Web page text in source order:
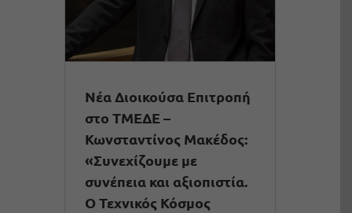
Νέα Διοικούσα Επιτροπή
στο ΤΜΕΔΕ –
Κωνσταντίνος Μακέδος:
«Συνεχίζουμε με
συνέπεια και αξιοπιστία.
Ο Τεχνικός Κόσμος